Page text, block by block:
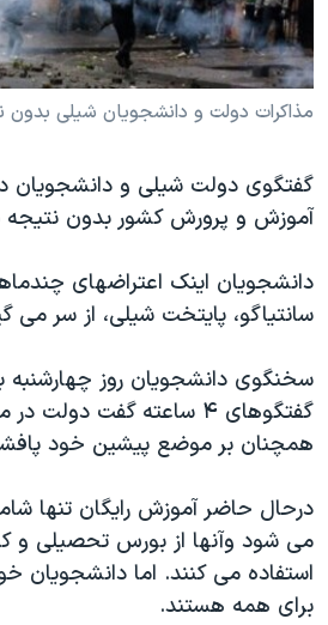
فرهنگ و زندگی
حقوق شهروندی
اقتصادی
اسرائیل در جنگ
آرشیو پخش زنده
مستندها
انتخابات ریاست جمهوری آمریکا ۲۰۲۴
حمله جمهوری اسلامی به اسرائیل
ورزش زنان در ایران
مجموعه مستندهای دادخواهی
تریبونال مردمی آبان ۹۸
دادگاه حمید نوری
چهل سال گروگان‌گیری
قانون شفافیت دارائی کادر رهبری ایران
اعتراضات مردمی آبان ۹۸
اسرائیل در جنگ
نرگس محمدی برنده جایزه نوبل صلح
دنبال کنید
زبانهای مختلف
مذاکرات دولت و دانشجويان شيلی بدون
گفتگوی دولت شيلی و دانشجويان
آموزش و پرورش کشور بدون نتيجه
دانشجويان اينک اعتراضهای
سانتياگو، پايتخت شيلی، از سر می
سخنگوی دانشجويان روز
گفتگوهای ۴ ساعته گفت
همچنان بر موضع پيشين خود
درحال حاضر آموزش رايگان تنها
می شود وآنها از بورس تحصيلی و
استفاده می کنند. اما دانشجويان
برای همه هستند.